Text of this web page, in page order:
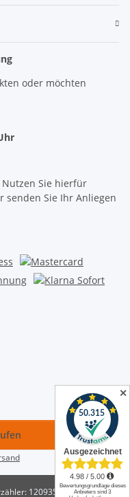
oder möchten
Sie hierfür
senden Sie Ihr Anliegen
12093520
✕